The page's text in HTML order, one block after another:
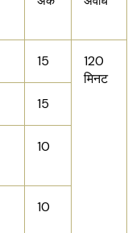
15
120
मिनट
15
10
10